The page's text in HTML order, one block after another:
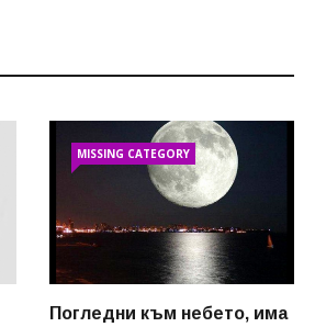
MISSING CATEGORY
Погледни към небето, има